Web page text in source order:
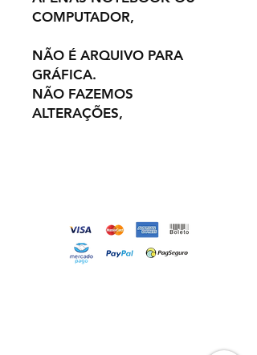
COMPUTADOR,
NÃO É ARQUIVO PARA
GRÁFICA.
NÃO FAZEMOS
ALTERAÇÕES,